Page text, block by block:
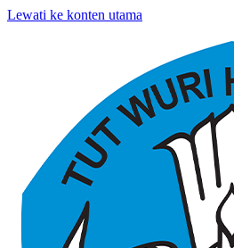
Lewati ke konten utama